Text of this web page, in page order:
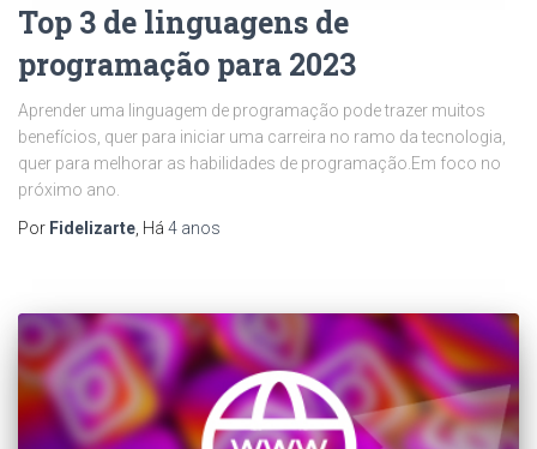
Top 3 de linguagens de
programação para 2023
Aprender uma linguagem de programação pode trazer muitos
benefícios, quer para iniciar uma carreira no ramo da tecnologia,
quer para melhorar as habilidades de programação.Em foco no
próximo ano.
Por Fidelizarte , Há 4 anos